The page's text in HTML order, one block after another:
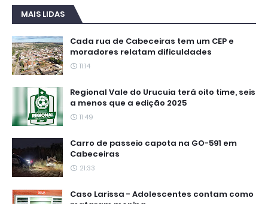
MAIS LIDAS
Cada rua de Cabeceiras tem um CEP e
moradores relatam dificuldades
11:14
Regional Vale do Urucuia terá oito time, seis
a menos que a edição 2025
11:49
Carro de passeio capota na GO-591 em
Cabeceiras
21:33
Caso Larissa - Adolescentes contam como